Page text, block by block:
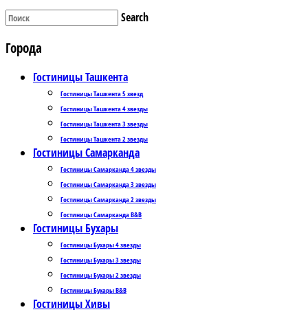
Search
Города
Гостиницы Ташкента
Гостиницы Ташкента 5 звезд
Гостиницы Ташкента 4 звезды
Гостиницы Ташкента 3 звезды
Гостиницы Ташкента 2 звезды
Гостиницы Самарканда
Гостиницы Самарканда 4 звезды
Гостиницы Самарканда 3 звезды
Гостиницы Самарканда 2 звезды
Гостиницы Самарканда B&B
Гостиницы Бухары
Гостиницы Бухары 4 звезды
Гостиницы Бухары 3 звезды
Гостиницы Бухары 2 звезды
Гостиницы Бухары B&B
Гостиницы Хивы